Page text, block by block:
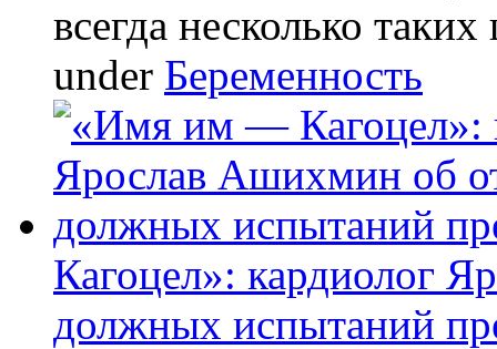
всегда несколько
under Беременность
Кагоцел»: кардиолог
должных испытаний